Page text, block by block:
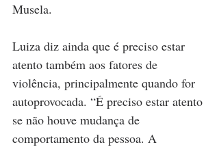
Musela.
Luiza diz ainda que é preciso estar
atento também aos fatores de
violência, principalmente quando for
autoprovocada. “É preciso estar atento
se não houve mudança de
comportamento da pessoa. A